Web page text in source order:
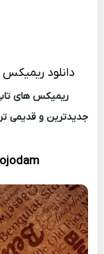
دانلود ریمیکس
ریمیکس های تاپ
جدیدترین و قدیمی